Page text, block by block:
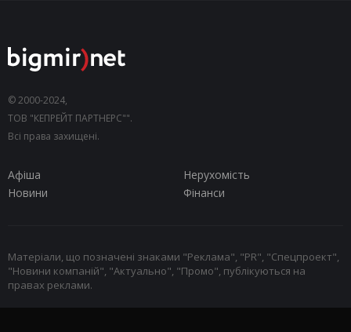
© 2000-2024,
ТОВ "КЕПРЕЙТ ПАРТНЕРС"".
Всі права захищені.
Афіша
Нерухомість
Новини
Фінанси
Матеріали, що позначені знаками "Реклама", "PR", "Спецпроект",
"Новини компаній", "Актуально", "Промо", публікуються на
правах реклами.